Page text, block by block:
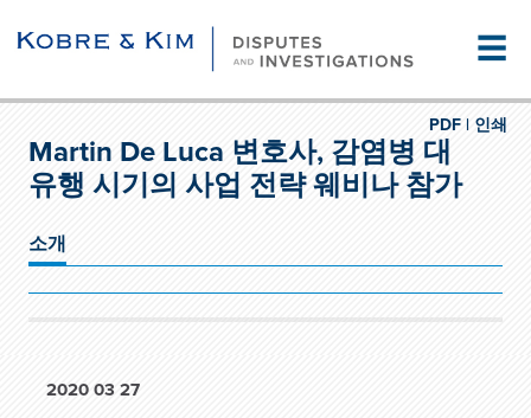
☰
인쇄
PDF |
Martin De Luca 변호사, 감염병 대
유행 시기의 사업 전략 웨비나 참가
소개
2020 03 27